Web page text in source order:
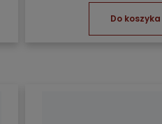
Do koszyka